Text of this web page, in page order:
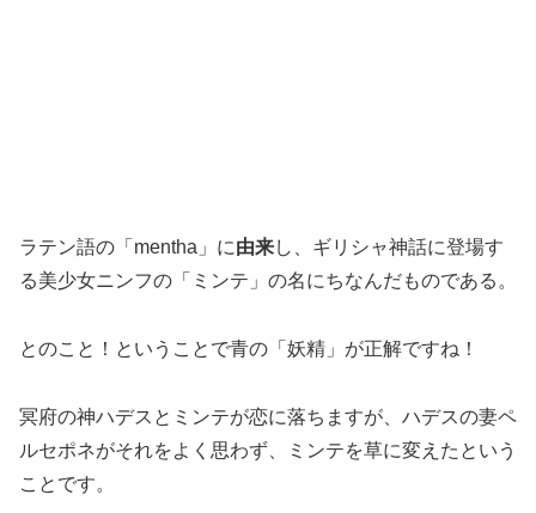
ラテン語の「mentha」に由来し、ギリシャ神話に登場す
る美少女ニンフの「ミンテ」の名にちなんだものである。
とのこと！ということで青の「妖精」が正解ですね！
冥府の神ハデスとミンテが恋に落ちますが、ハデスの妻ペ
ルセポネがそれをよく思わず、ミンテを草に変えたという
ことです。